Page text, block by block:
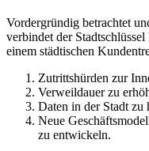
Vordergründig betrachtet
verbindet der
einem städtischen
Zutrittshürden zur
Verweildauer zu
Daten in der Stadt zu
Neue
zu entwickeln.